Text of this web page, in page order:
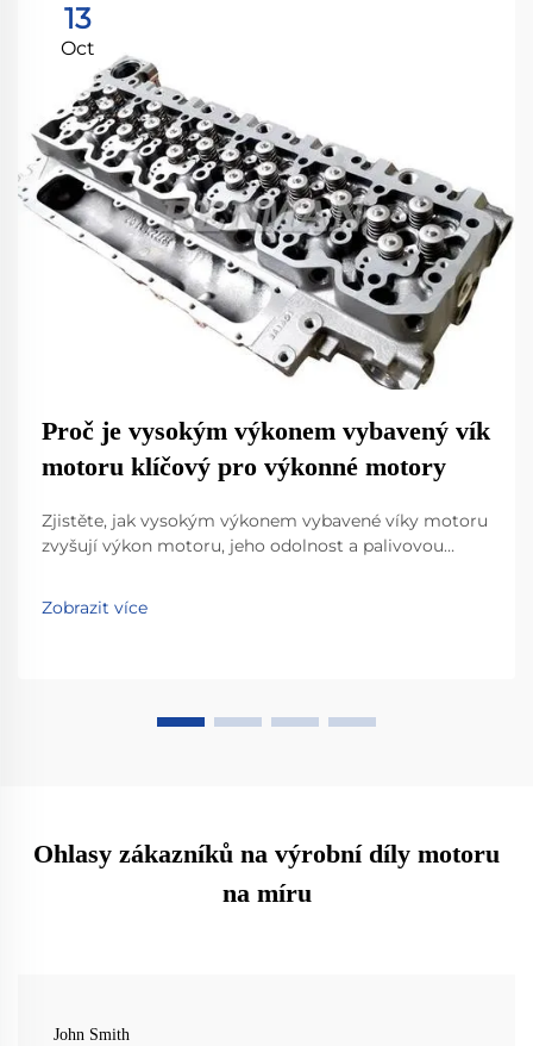
13
Oct
Proč je vysokým výkonem vybavený vík
motoru klíčový pro výkonné motory
Zjistěte, jak vysokým výkonem vybavené víky motoru
zvyšují výkon motoru, jeho odolnost a palivovou
principy pokročilých materiálů a optimalizace
proudění vzduchu. Podívejte se na reálná data a
Zobrazit více
Ohlasy zákazníků na výrobní díly motoru
na míru
John Smith